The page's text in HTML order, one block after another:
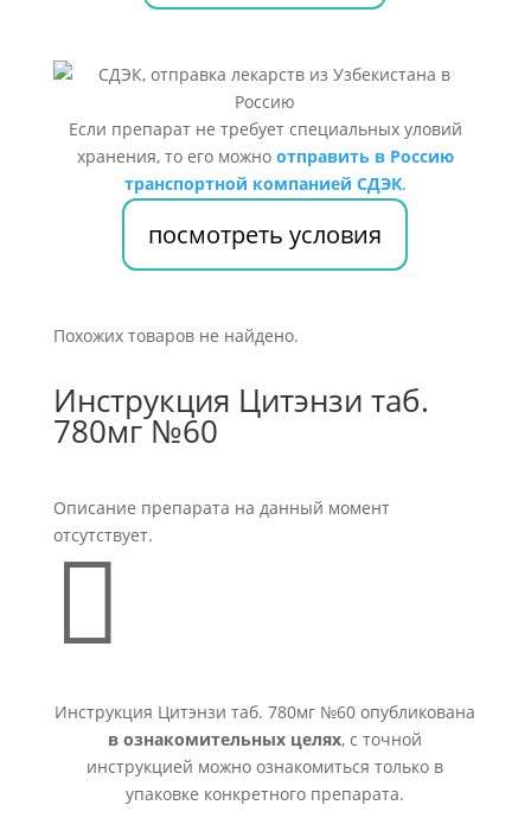
Если препарат не требует специальных уловий
хранения, то его можно отправить в Россию
транспортной компанией СДЭК.
посмотреть условия
Похожих товаров не найдено.
Инструкция Цитэнзи таб.
780мг №60
Описание препарата на данный момент
отсутствует.

Инструкция Цитэнзи таб. 780мг №60 опубликована
в ознакомительных целях, с точной
инструкцией можно ознакомиться только в
упаковке конкретного препарата.